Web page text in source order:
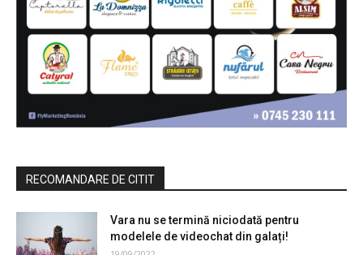
RECOMANDARE DE CITIT
Vara nu se termină niciodată pentru
modelele de videochat din galați!